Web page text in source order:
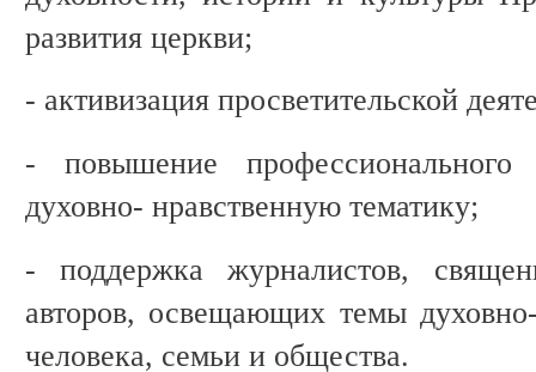
развития церкви;
- активизация просветительской
- повышение
духовно- нравственную тематику;
- поддержка журналистов,
авторов, освещающих темы духовно-
человека, семьи и общества.